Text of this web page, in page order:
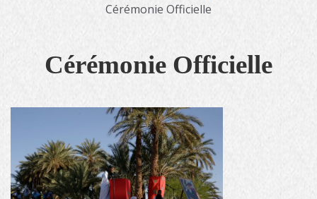
Cérémonie Officielle
Cérémonie Officielle